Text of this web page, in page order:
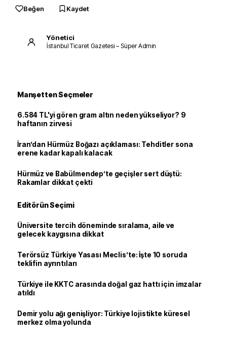
Beğen Kaydet
Yönetici
İstanbul Ticaret Gazetesi – Süper Admin
Manşetten Seçmeler
6.584 TL'yi gören gram altın neden yükseliyor? 9
haftanın zirvesi
İran’dan Hürmüz Boğazı açıklaması: Tehditler sona
erene kadar kapalı kalacak
Hürmüz ve Babülmendep’te geçişler sert düştü:
Rakamlar dikkat çekti
Editörün Seçimi
Üniversite tercih döneminde sıralama, aile ve
gelecek kaygısına dikkat
Terörsüz Türkiye Yasası Meclis’te: İşte 10 soruda
teklifin ayrıntıları
Türkiye ile KKTC arasında doğal gaz hattı için imzalar
atıldı
Demir yolu ağı genişliyor: Türkiye lojistikte küresel
merkez olma yolunda